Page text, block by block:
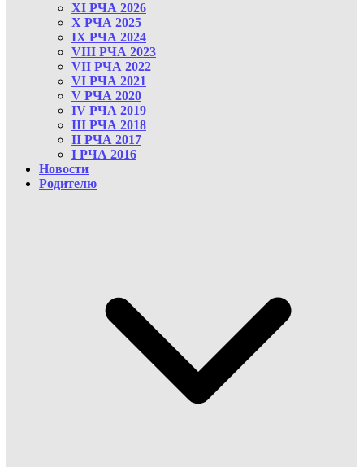
XI РЧА 2026
X РЧА 2025
IX РЧА 2024
VIII РЧА 2023
VII РЧА 2022
VI РЧА 2021
V РЧА 2020
IV РЧА 2019
III РЧА 2018
II РЧА 2017
I РЧА 2016
Новости
Родителю